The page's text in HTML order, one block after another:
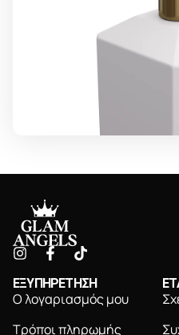
ΕΞΥΠΗΡΕΤΗΣΗ
Ο λογαριασμός μου
Τρόποι πληρωμής